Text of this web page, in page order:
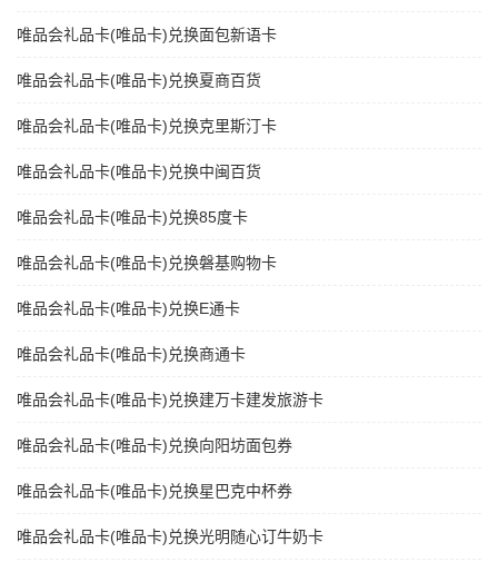
唯品会礼品卡(唯品卡)兑换面包新语卡
唯品会礼品卡(唯品卡)兑换夏商百货
唯品会礼品卡(唯品卡)兑换克里斯汀卡
唯品会礼品卡(唯品卡)兑换中闽百货
唯品会礼品卡(唯品卡)兑换85度卡
唯品会礼品卡(唯品卡)兑换磐基购物卡
唯品会礼品卡(唯品卡)兑换E通卡
唯品会礼品卡(唯品卡)兑换商通卡
唯品会礼品卡(唯品卡)兑换建万卡建发旅游卡
唯品会礼品卡(唯品卡)兑换向阳坊面包券
唯品会礼品卡(唯品卡)兑换星巴克中杯券
唯品会礼品卡(唯品卡)兑换光明随心订牛奶卡